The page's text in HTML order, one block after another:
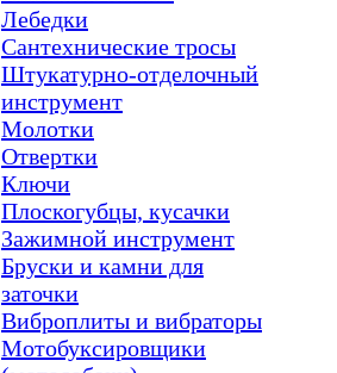
Лебедки
Сантехнические тросы
Штукатурно-отделочный
инструмент
Молотки
Отвертки
Ключи
Плоскогубцы, кусачки
Зажимной инструмент
Бруски и камни для
заточки
Виброплиты и вибраторы
Мотобуксировщики